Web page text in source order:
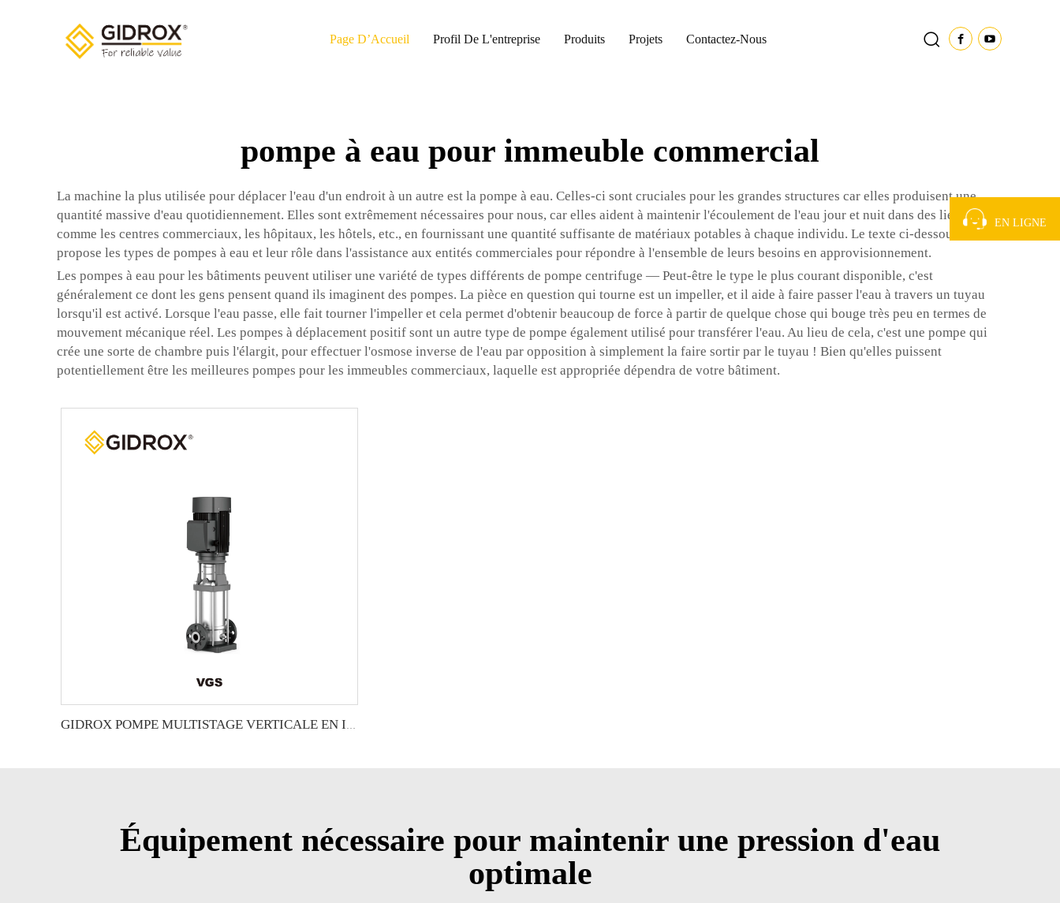
Page D’Accueil Profil De L'entreprise Produits Projets Contactez-Nous
pompe à eau pour immeuble commercial
La machine la plus utilisée pour déplacer l'eau d'un endroit à un autre est la pompe à eau. Celles-ci sont cruciales pour les grandes structures car elles produisent une
quantité massive d'eau quotidiennement. Elles sont extrêmement nécessaires pour nous, car elles aident à maintenir l'écoulement de l'eau jour et nuit dans des lieux
comme les centres commerciaux, les hôpitaux, les hôtels, etc., en fournissant une quantité suffisante de matériaux potables à chaque individu. Le texte ci-dessous
propose les types de pompes à eau et leur rôle dans l'assistance aux entités commerciales pour répondre à l'ensemble de leurs besoins en approvisionnement.
Les pompes à eau pour les bâtiments peuvent utiliser une variété de types différents de pompe centrifuge — Peut-être le type le plus courant disponible, c'est
généralement ce dont les gens pensent quand ils imaginent des pompes. La pièce en question qui tourne est un impeller, et il aide à faire passer l'eau à travers un tuyau
lorsqu'il est activé. Lorsque l'eau passe, elle fait tourner l'impeller et cela permet d'obtenir beaucoup de force à partir de quelque chose qui bouge très peu en termes de
mouvement mécanique réel. Les pompes à déplacement positif sont un autre type de pompe également utilisé pour transférer l'eau. Au lieu de cela, c'est une pompe qui
crée une sorte de chambre puis l'élargit, pour effectuer l'osmose inverse de l'eau par opposition à simplement la faire sortir par le tuyau ! Bien qu'elles puissent
potentiellement être les meilleures pompes pour les immeubles commerciaux, laquelle est appropriée dépendra de votre bâtiment.
Équipement nécessaire pour maintenir une pression d'eau
optimale
EN LIGNE